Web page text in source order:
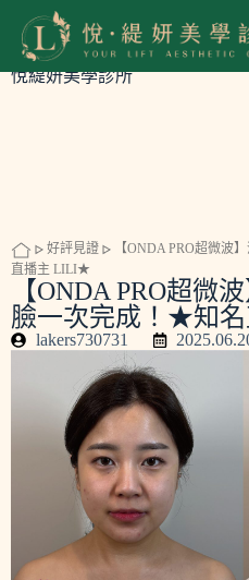
【ONDA PRO超微波】溶脂
名直播主 LILI★
悅緹妍美學診所
好評見證
【ONDA PRO超微波
直播主 LILI★
【ONDA PRO超微
臉一次完成！★知
lakers730731